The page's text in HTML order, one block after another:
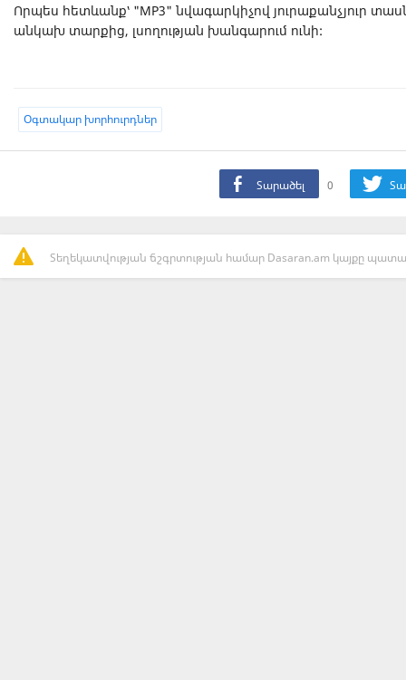
Որպես հետևանք՝ "MP3" նվագարկիչով յուրաքանչյուր
անկախ տարքից, լսողության խանգարում ունի:
Oգտակար խորհուրդներ
Տարածել 0
Տեղեկատվության ճշգրտության համար Dasaran.am կայքը